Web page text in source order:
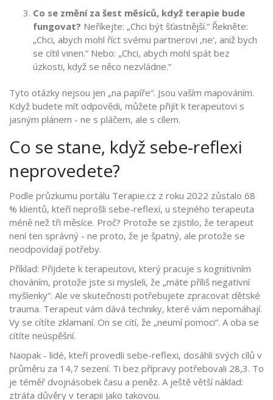
Co se změní za šest měsíců, když terapie bude
fungovat? Neříkejte: „Chci být šťastnější.“ Řekněte:
„Chci, abych mohl říct svému partnerovi ‚ne‘, aniž bych
se cítil vinen.“ Nebo: „Chci, abych mohl spát bez
úzkosti, když se něco nezvládne.“
Tyto otázky nejsou jen „na papíře“. Jsou vaším mapováním.
Když budete mít odpovědi, můžete přijít k terapeutovi s
jasným plánem - ne s pláčem, ale s cílem.
Co se stane, když sebe-reflexi
neprovedete?
Podle průzkumu portálu Terapie.cz z roku 2022 zůstalo 68
% klientů, kteří neprošli sebe-reflexí, u stejného terapeuta
méně než tři měsíce. Proč? Protože se zjistilo, že terapeut
není ten správný - ne proto, že je špatný, ale protože se
neodpovídají potřeby.
Příklad: Přijdete k terapeutovi, který pracuje s kognitivním
chováním, protože jste si mysleli, že „máte příliš negativní
myšlenky“. Ale ve skutečnosti potřebujete zpracovat dětské
trauma. Terapeut vám dává techniky, které vám nepomáhají.
Vy se cítíte zklamaní. On se cítí, že „neumí pomoci“. A oba se
cítíte neúspěšní.
Naopak - lidé, kteří provedli sebe-reflexi, dosáhli svých cílů v
průměru za 14,7 sezení. Ti bez přípravy potřebovali 28,3. To
je téměř dvojnásobek času a peněz. A ještě větší náklad:
ztráta důvěry v terapii jako takovou.